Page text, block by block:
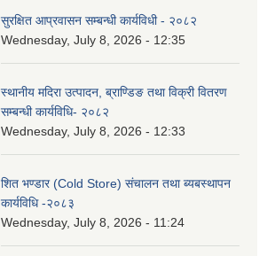
सुरक्षित आप्रवासन सम्बन्धी कार्यविधी - २०८२
Wednesday, July 8, 2026 - 12:35
स्थानीय मदिरा उत्पादन, ब्राण्डिङ तथा विक्री वितरण
सम्बन्धी कार्यविधि- २०८२
Wednesday, July 8, 2026 - 12:33
शित भण्डार (Cold Store) संचालन तथा ब्यबस्थापन
कार्यविधि -२०८३
Wednesday, July 8, 2026 - 11:24